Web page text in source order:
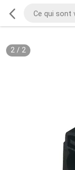
2/ 2